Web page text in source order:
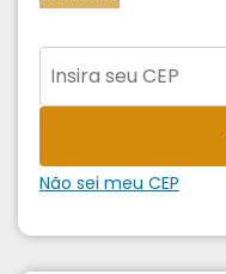
Não sei meu CEP